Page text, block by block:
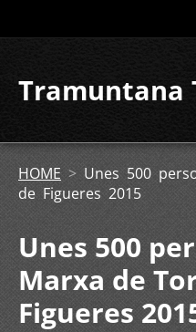
Tramuntana
HOME > Unes 500
de Figueres 2015
Unes 500
Marxa de
Figueres